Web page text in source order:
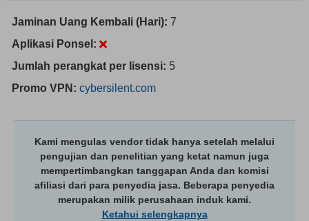
Jaminan Uang Kembali (Hari): 7
Aplikasi Ponsel:
Jumlah perangkat per lisensi: 5
Promo VPN: cybersilent.com
Kami mengulas vendor tidak hanya setelah melalui
pengujian dan penelitian yang ketat namun juga
mempertimbangkan tanggapan Anda dan komisi
afiliasi dari para penyedia jasa. Beberapa penyedia
merupakan milik perusahaan induk kami.
Ketahui selengkapnya